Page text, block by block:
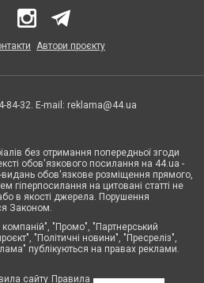
Автори проєкту
84-32. E-mail: reklama@44.ua
без отримання попередньої згоди
обов'язкового посилання на 44.ua -
видань обов'язкове розміщення прямого,
гіперпосилання на цитовані статті не
в якості джерела. Порушення
Законом.
"Промо", "Партнерський
"Політичні новини", "Пресреліз",
публікуються на правах реклами.
сайту Правила